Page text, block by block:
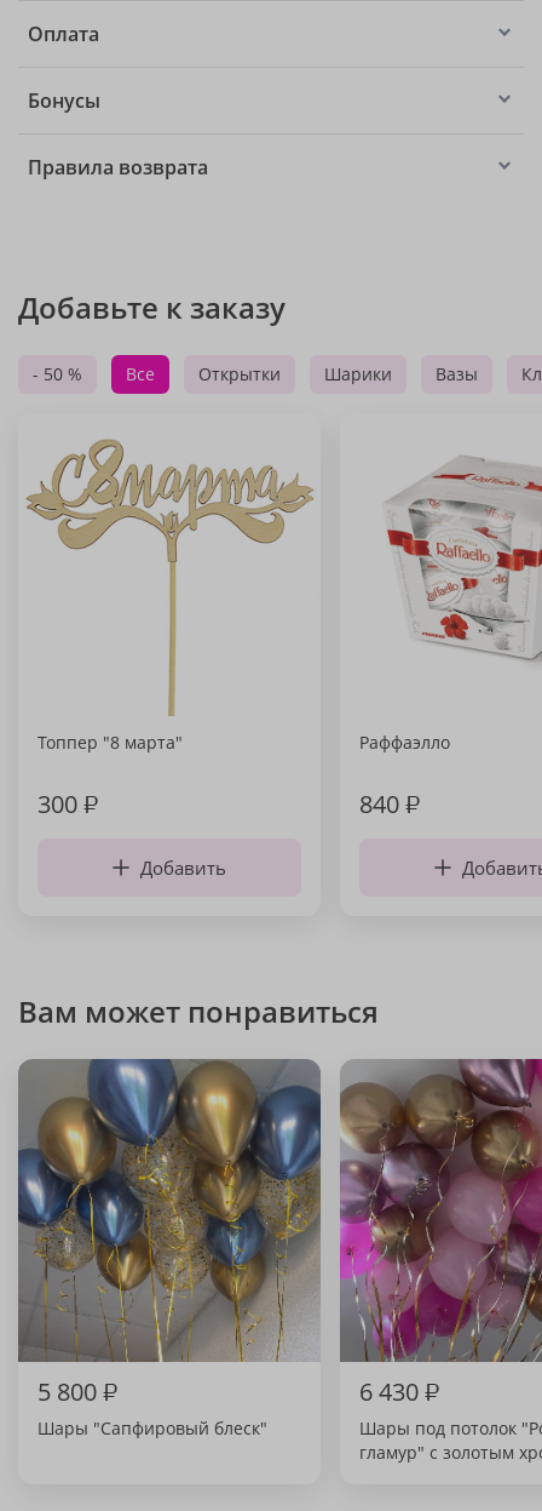
Оплата
Бонусы
Правила возврата
Добавьте к заказу
- 50 % Все Открытки Шарики Вазы
Топпер "8 марта"
300₽
Добавить
Раффаэлло
840₽
Вам может понравиться
5 800₽
Шары "Сапфировый блеск"
6 430₽
Шары под потолок
гламур" с золотым